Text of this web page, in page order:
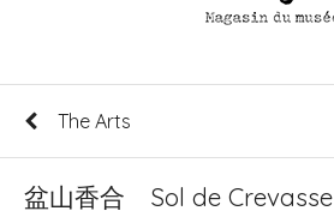
The Arts
盆山香合 Sol de Crevasse